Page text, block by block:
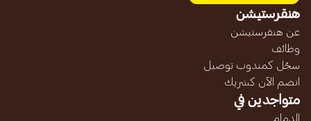
هنقرستيشن
عن هنقرستيشن
وظائف
سجّل كمندوب توصيل
انضم الآن كشريك
متواجدين في
الدمام